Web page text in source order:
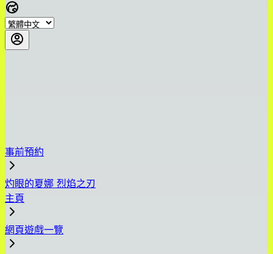
事前預約
灼眼的夏娜 烈焰之刃
主頁
網頁遊戲一覽